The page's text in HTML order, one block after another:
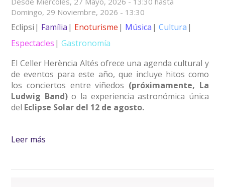
Domingo, 29 Noviembre, 2026 - 13:30
Eclipsi Família Enoturisme Música
Cultura
Espectacles
Gastronomía
El Celler Herència Altés ofrece una agenda cultural y
de eventos para este año, que incluye hitos como
los conciertos entre viñedos (próximamente, La
Ludwig Band)o la experiencia astronómica única
del Eclipse Solar del 12 de agosto.
Leer más